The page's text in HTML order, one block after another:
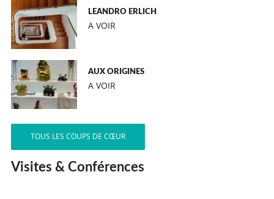
LEANDRO ERLICH
A VOIR
AUX ORIGINES
A VOIR
TOUS LES COUPS DE CŒUR
Visites & Conférences